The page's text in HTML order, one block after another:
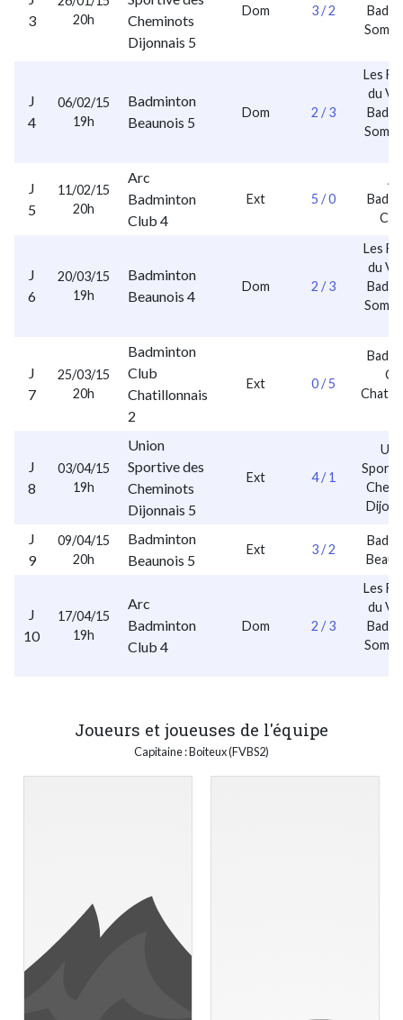
3
20h
Cheminots
Dijonnais 5
Dom 3 / 2
J
4
06/02/15
19h
Badminton
Beaunois 5
Dom 2 / 3
Les
du
J
5
11/02/15
20h
Arc
Badminton
Club 4
Ext 5 / 0
J
6
20/03/15
19h
Badminton
Beaunois 4
Dom 2 / 3
Les
du
J
7
25/03/15
20h
Badminton
Club
Chatillonnais
2
Ext 0 / 5
J
8
03/04/15
19h
Union
Sportive des
Cheminots
Dijonnais 5
Ext 4 / 1
J
9
09/04/15
20h
Badminton
Beaunois 5
Ext 3 / 2
J
10
17/04/15
19h
Arc
Badminton
Club 4
Dom 2 / 3
Les
du
Joueurs et joueuses de l'équipe
Capitaine : Boiteux (FVBS2)